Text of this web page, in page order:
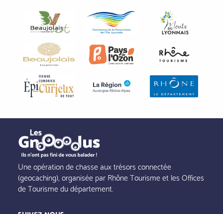
Une opération de chasse aux trésors connectée
(geocaching), organisée par Rhône Tourisme et les Offices
de Tourisme du département.